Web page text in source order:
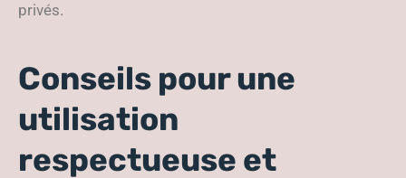
privés.
Conseils pour une
utilisation
respectueuse et